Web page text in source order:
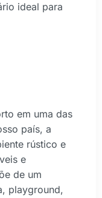
ideal para
em uma das
país, a
rústico e
e
de um
playground,